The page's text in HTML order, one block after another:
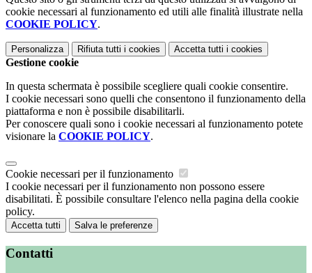
cookie necessari al funzionamento ed utili alle finalità illustrate nella
COOKIE POLICY.
Personalizza Rifiuta tutti i cookies Accetta tutti i cookies
Gestione cookie
In questa schermata è possibile scegliere quali cookie consentire.
I cookie necessari sono quelli che consentono il funzionamento della
piattaforma e non è possibile disabilitarli.
Per conoscere quali sono i cookie necessari al funzionamento potete
visionare la COOKIE POLICY.
Cookie necessari per il funzionamento
I cookie necessari per il funzionamento non possono essere
disabilitati. È possibile consultare l'elenco nella pagina della cookie
policy.
Accetta tutti Salva le preferenze
Contatti